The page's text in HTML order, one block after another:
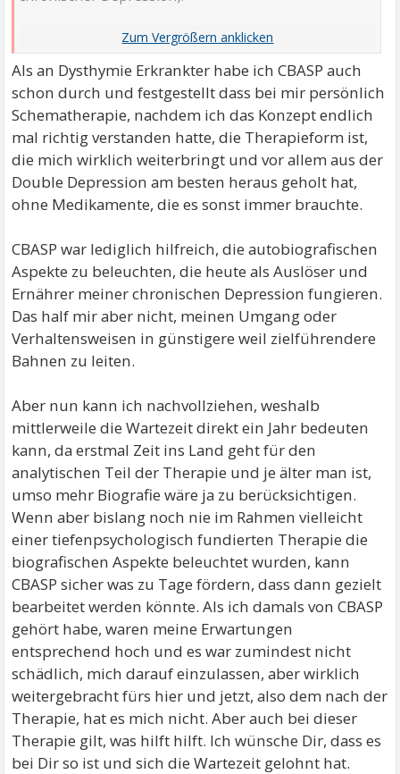
Mögliche in all den vielen Jahren von mittlerweile 3
Jahrzehnten.
Ich werde dem Thera schreiben und um einen
verbindlichen Termin im September bitten (wobei es
sein kann, dass ich dann in der Klinik bin).
Auf die Frage @Dys ob ich bei ihm überhaupt noch die
Therapie machen will, wo ich doch jetzt enttäuscht bin
gewartet und es ist eben diese spezielle
Therapieform. Sicherlich werde ich aber darüber
sprechen mit ihm, das wird dann bereits Teil der
Therapie sein. Ich bin hochsensibel und Leute wie ich
nehmen solch ein Verhalten schnell zu Ernst, tragen
nach, lehnen die Person möglicherweise je nach
Stress und die Negation von Verbindlichkeit, darauf
kommen viele Hochsensible nicht klar.
Zum Thema Handhabung - er handhabt es gezielt so,
dass er eine:n anruft, er will explizit keine
Nachrichten in bestimmten Zeitabständen auf dem
AB, dass man nach wie vor interessiert sei. Sobald ein
Platz frei ist, ruft er die Leute seiner Liste der Reihe
nach an.
Als an Dysthymie Erkrankter habe ich CBASP auch
schon durch und festgestellt dass bei mir persönlich
Schematherapie, nachdem ich das Konzept endlich
mal richtig verstanden hatte, die Therapieform ist,
die mich wirklich weiterbringt und vor allem aus der
Double Depression am besten heraus geholt hat,
ohne Medikamente, die es sonst immer brauchte.
CBASP war lediglich hilfreich, die autobiografischen
Aspekte zu beleuchten, die heute als Auslöser und
Ernährer meiner chronischen Depression fungieren.
Das half mir aber nicht, meinen Umgang oder
Verhaltensweisen in günstigere weil zielführendere
Bahnen zu leiten.
Aber nun kann ich nachvollziehen, weshalb
mittlerweile die Wartezeit direkt ein Jahr bedeuten
kann, da erstmal Zeit ins Land geht für den
analytischen Teil der Therapie und je älter man ist,
umso mehr Biografie wäre ja zu berücksichtigen.
Wenn aber bislang noch nie im Rahmen vielleicht
einer tiefenpsychologisch fundierten Therapie die
biografischen Aspekte beleuchtet wurden, kann
CBASP sicher was zu Tage fördern, dass dann gezielt
bearbeitet werden könnte. Als ich damals von CBASP
gehört habe, waren meine Erwartungen
entsprechend hoch und es war zumindest nicht
schädlich, mich darauf einzulassen, aber wirklich
weitergebracht fürs hier und jetzt, also dem nach der
Therapie, hat es mich nicht. Aber auch bei dieser
Therapie gilt, was hilft hilft. Ich wünsche Dir, dass es
bei Dir so ist und sich die Wartezeit gelohnt hat.